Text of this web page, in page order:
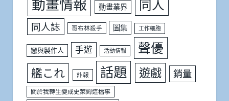
動畫情報 動畫業界 同人
同人誌 哥布林殺手 圖集 工作細胞
戀與製作人 手遊 活動情報 聲優
艦これ 訃報 話題 遊戲 銷量
關於我轉生變成史萊姆這檔事